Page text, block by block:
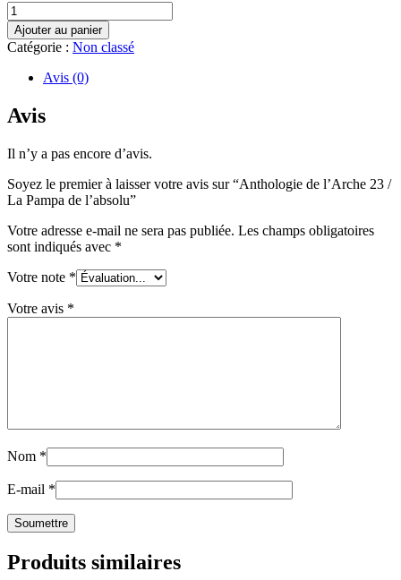
quantité
de
Anthologie
de
l'Arche
La
de
Ajouter au panier
Catégorie : Non classé
Avis (0)
Avis
Il n’y a pas encore d’avis.
Soyez le premier à laisser votre avis sur “Anthologie de l’Arche 23 /
La Pampa de l’absolu”
Votre adresse e-mail ne sera pas publiée. Les champs obligatoires
sont indiqués avec *
Votre note *
Votre avis *
Nom *
E-mail *
Produits similaires